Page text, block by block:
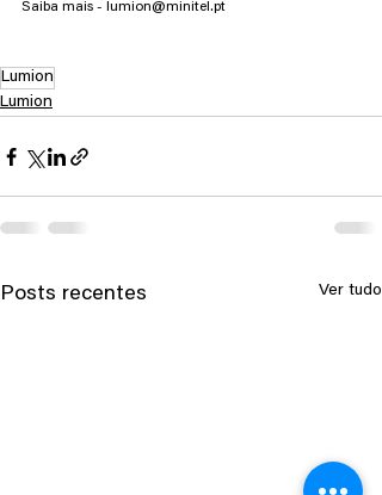
Saiba mais - lumion@minitel.pt
Lumion
Lumion
Posts recentes Ver tudo